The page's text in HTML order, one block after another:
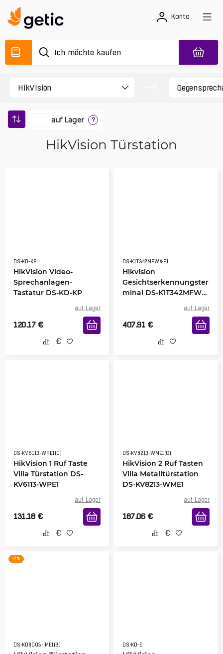
Konto
auf Lager ?
HikVision Türstation
DS-KD-KP
HikVision Video-
Sprechanlagen-
Tastatur DS-KD-KP
auf Lager
120.17 €
DS-K1T342MFWX-E1
Hikvision
Gesichtserkennungster
minal DS-K1T342MFWX-
auf Lager
407.91 €
DS-KV6113-WPE1(C)
HikVision 1 Ruf Taste
Villa Türstation DS-
KV6113-WPE1
auf Lager
131.18 €
DS-KV8213-WME1(C)
HikVision 2 Ruf Tasten
Villa Metalltürstation
DS-KV8213-WME1
auf Lager
187.06 €
-7 %
DS-KD8003-IME1(B) DS-KD-E